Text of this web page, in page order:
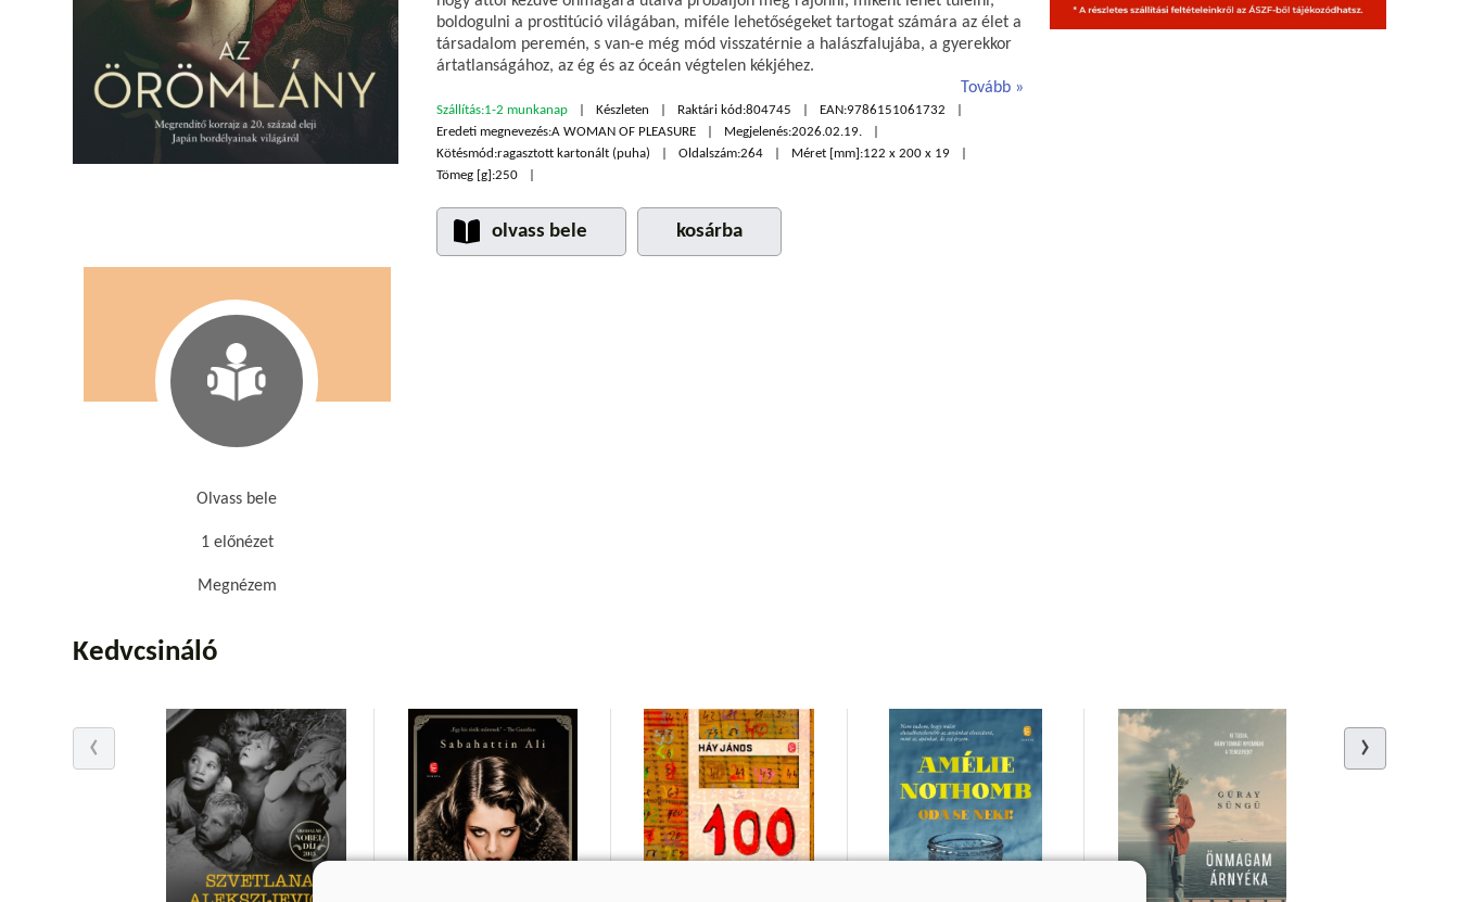
boldogulni a prostitúció világában, miféle lehetőségeket tartogat számára az élet a
társadalom peremén, s van-e még mód visszatérnie a halászfalujába, a gyerekkor
ártatlanságához, az ég és az óceán végtelen kékjéhez.
Tovább
Szállítás:1-2 munkanap Készleten Raktári kód:804745 EAN:9786151061732
Eredeti megnevezés:A WOMAN OF PLEASURE Megjelenés:2026.02.19.
Kötésmód:ragasztott kartonált (puha) Oldalszám:264 Méret [mm]:122 x 200 x 19
Tömeg [g]:250
olvass bele kosárba
Olvass bele
1 előnézet
Megnézem
Kedvcsináló